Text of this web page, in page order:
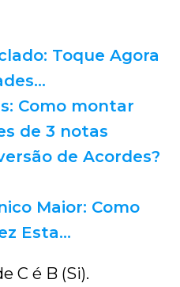
Toque Agora
Como montar
de 3 notas
de Acordes?
Maior: Como
Esta…
C é B (Si).